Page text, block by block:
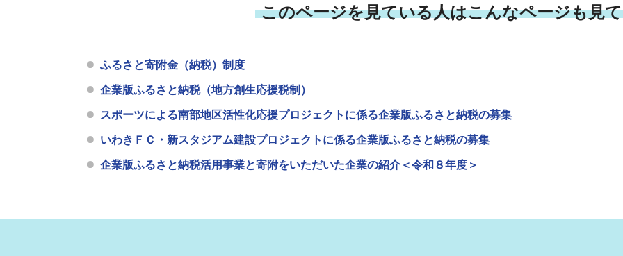
このページを見ている人はこんなページも見
ふるさと寄附金（納税）制度
企業版ふるさと納税（地方創生応援税制）
スポーツによる南部地区活性化応援プロジェクトに係る企業版ふるさと納税の募集
いわきＦＣ・新スタジアム建設プロジェクトに係る企業版ふるさと納税の募集
企業版ふるさと納税活用事業と寄附をいただいた企業の紹介＜令和８年度＞